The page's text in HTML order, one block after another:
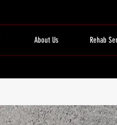
About Us Rehab